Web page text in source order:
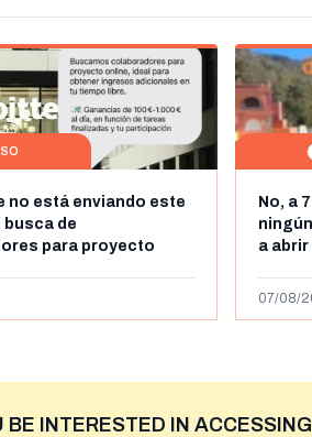
no está enviando este
busca de
para proyecto
al día: es un timo
No, a
a abrir
y
07/08/
BE INTERESTED IN